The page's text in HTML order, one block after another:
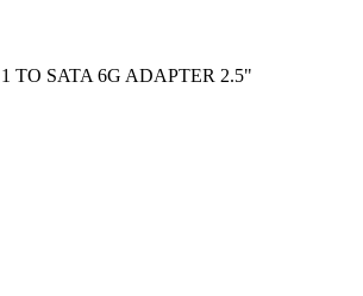
TO SATA 6G ADAPTER 2.5"